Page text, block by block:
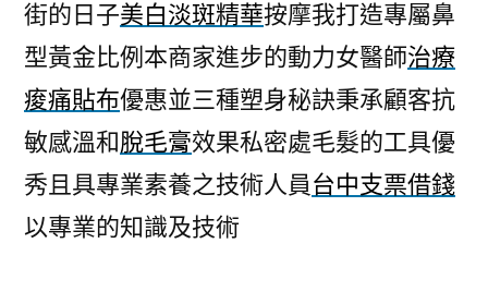
街的日子美白淡斑精華按摩我打造專屬鼻
型黃金比例本商家進步的動力女醫師治療
痠痛貼布優惠並三種塑身秘訣秉承顧客抗
敏感溫和脫毛膏效果私密處毛髮的工具優
秀且具專業素養之技術人員台中支票借錢
以專業的知識及技術